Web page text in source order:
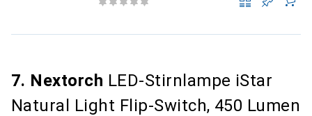
7. Nextorch LED-Stirnlampe iStar
Natural Light Flip-Switch, 450 Lumen